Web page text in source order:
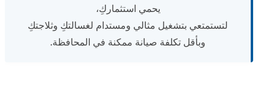
يحمي استثماركِ،
لتستمتعي بتشغيل مثالي ومستدام لغسالتكِ وثلاجتكِ
وبأقل تكلفة صيانة ممكنة في المحافظة.